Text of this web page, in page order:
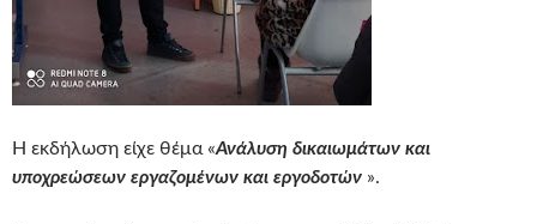
Η εκδήλωση είχε θέμα «Ανάλυση δικαιωμάτων και
υποχρεώσεων εργαζομένων και εργοδοτών ».